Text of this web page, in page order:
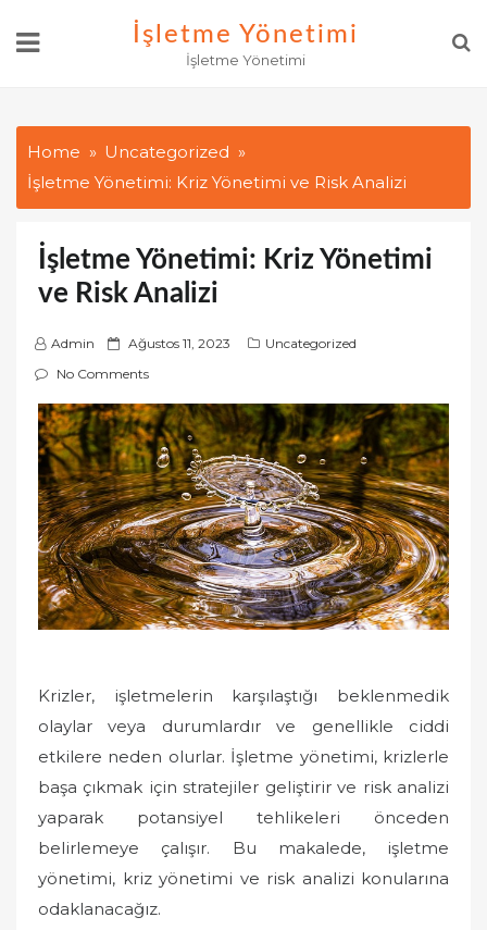
İşletme Yönetimi
İşletme Yönetimi
Home
Uncategorized
İşletme Yönetimi: Kriz Yönetimi ve Risk Analizi
İşletme Yönetimi: Kriz Yönetimi
ve Risk Analizi
Admin
P
o
t
e
d
o
n
Ağustos 11, 2023
Uncategorized
No Comments
Krizler, işletmelerin karşılaştığı beklenmedik
olaylar veya durumlardır ve genellikle ciddi
etkilere neden olurlar. İşletme yönetimi, krizlerle
başa çıkmak için stratejiler geliştirir ve risk analizi
yaparak potansiyel tehlikeleri önceden
belirlemeye çalışır. Bu makalede, işletme
yönetimi, kriz yönetimi ve risk analizi konularına
odaklanacağız.